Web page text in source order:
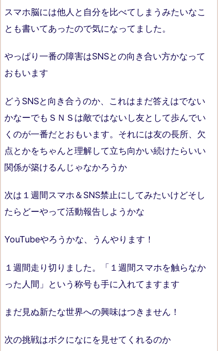
スマホ脳には他人と自分を比べてしまうみたいなこ
とも書いてあったので気になってました。
やっぱり一番の障害はSNSとの向き合い方かなって
おもいます
どうSNSと向き合うのか、これはまだ答えはでない
かなーでもＳＮＳは敵ではないし友として歩んでい
くのが一番だとおもいます。それには友の長所、欠
点とかをちゃんと理解して立ち向かい続けたらいい
関係が築けるんじゃなかろうか
次は１週間スマホ＆SNS禁止にしてみたいけどそし
たらどーやって活動報告しようかな
YouTubeやろうかな、うんやります！
１週間走り切りました。「１週間スマホを触らなか
った人間」という称号も手に入れてますます
まだ見ぬ新たな世界への興味はつきません！
次の挑戦はボクになにを見せてくれるのか